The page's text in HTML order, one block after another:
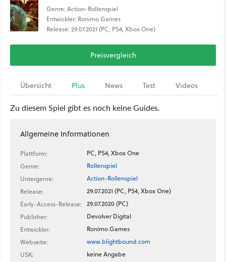
Genre: Action-Rollenspiel
Entwickler: Ronimo Games
Release: 29.07.2021 (PC, PS4, Xbox One)
Preisvergleich
Übersicht Plus News Test Videos
Zu diesem Spiel gibt es noch keine Guides.
Allgemeine Informationen
Plattform:
PC, PS4, Xbox One
Genre:
Rollenspiel
Untergenre:
Action-Rollenspiel
Release:
29.07.2021 (PC, PS4, Xbox One)
Early-Access-Release:
29.07.2020 (PC)
Publisher:
Devolver Digital
Entwickler:
Ronimo Games
Webseite:
www.blightbound.com
USK:
keine Angabe